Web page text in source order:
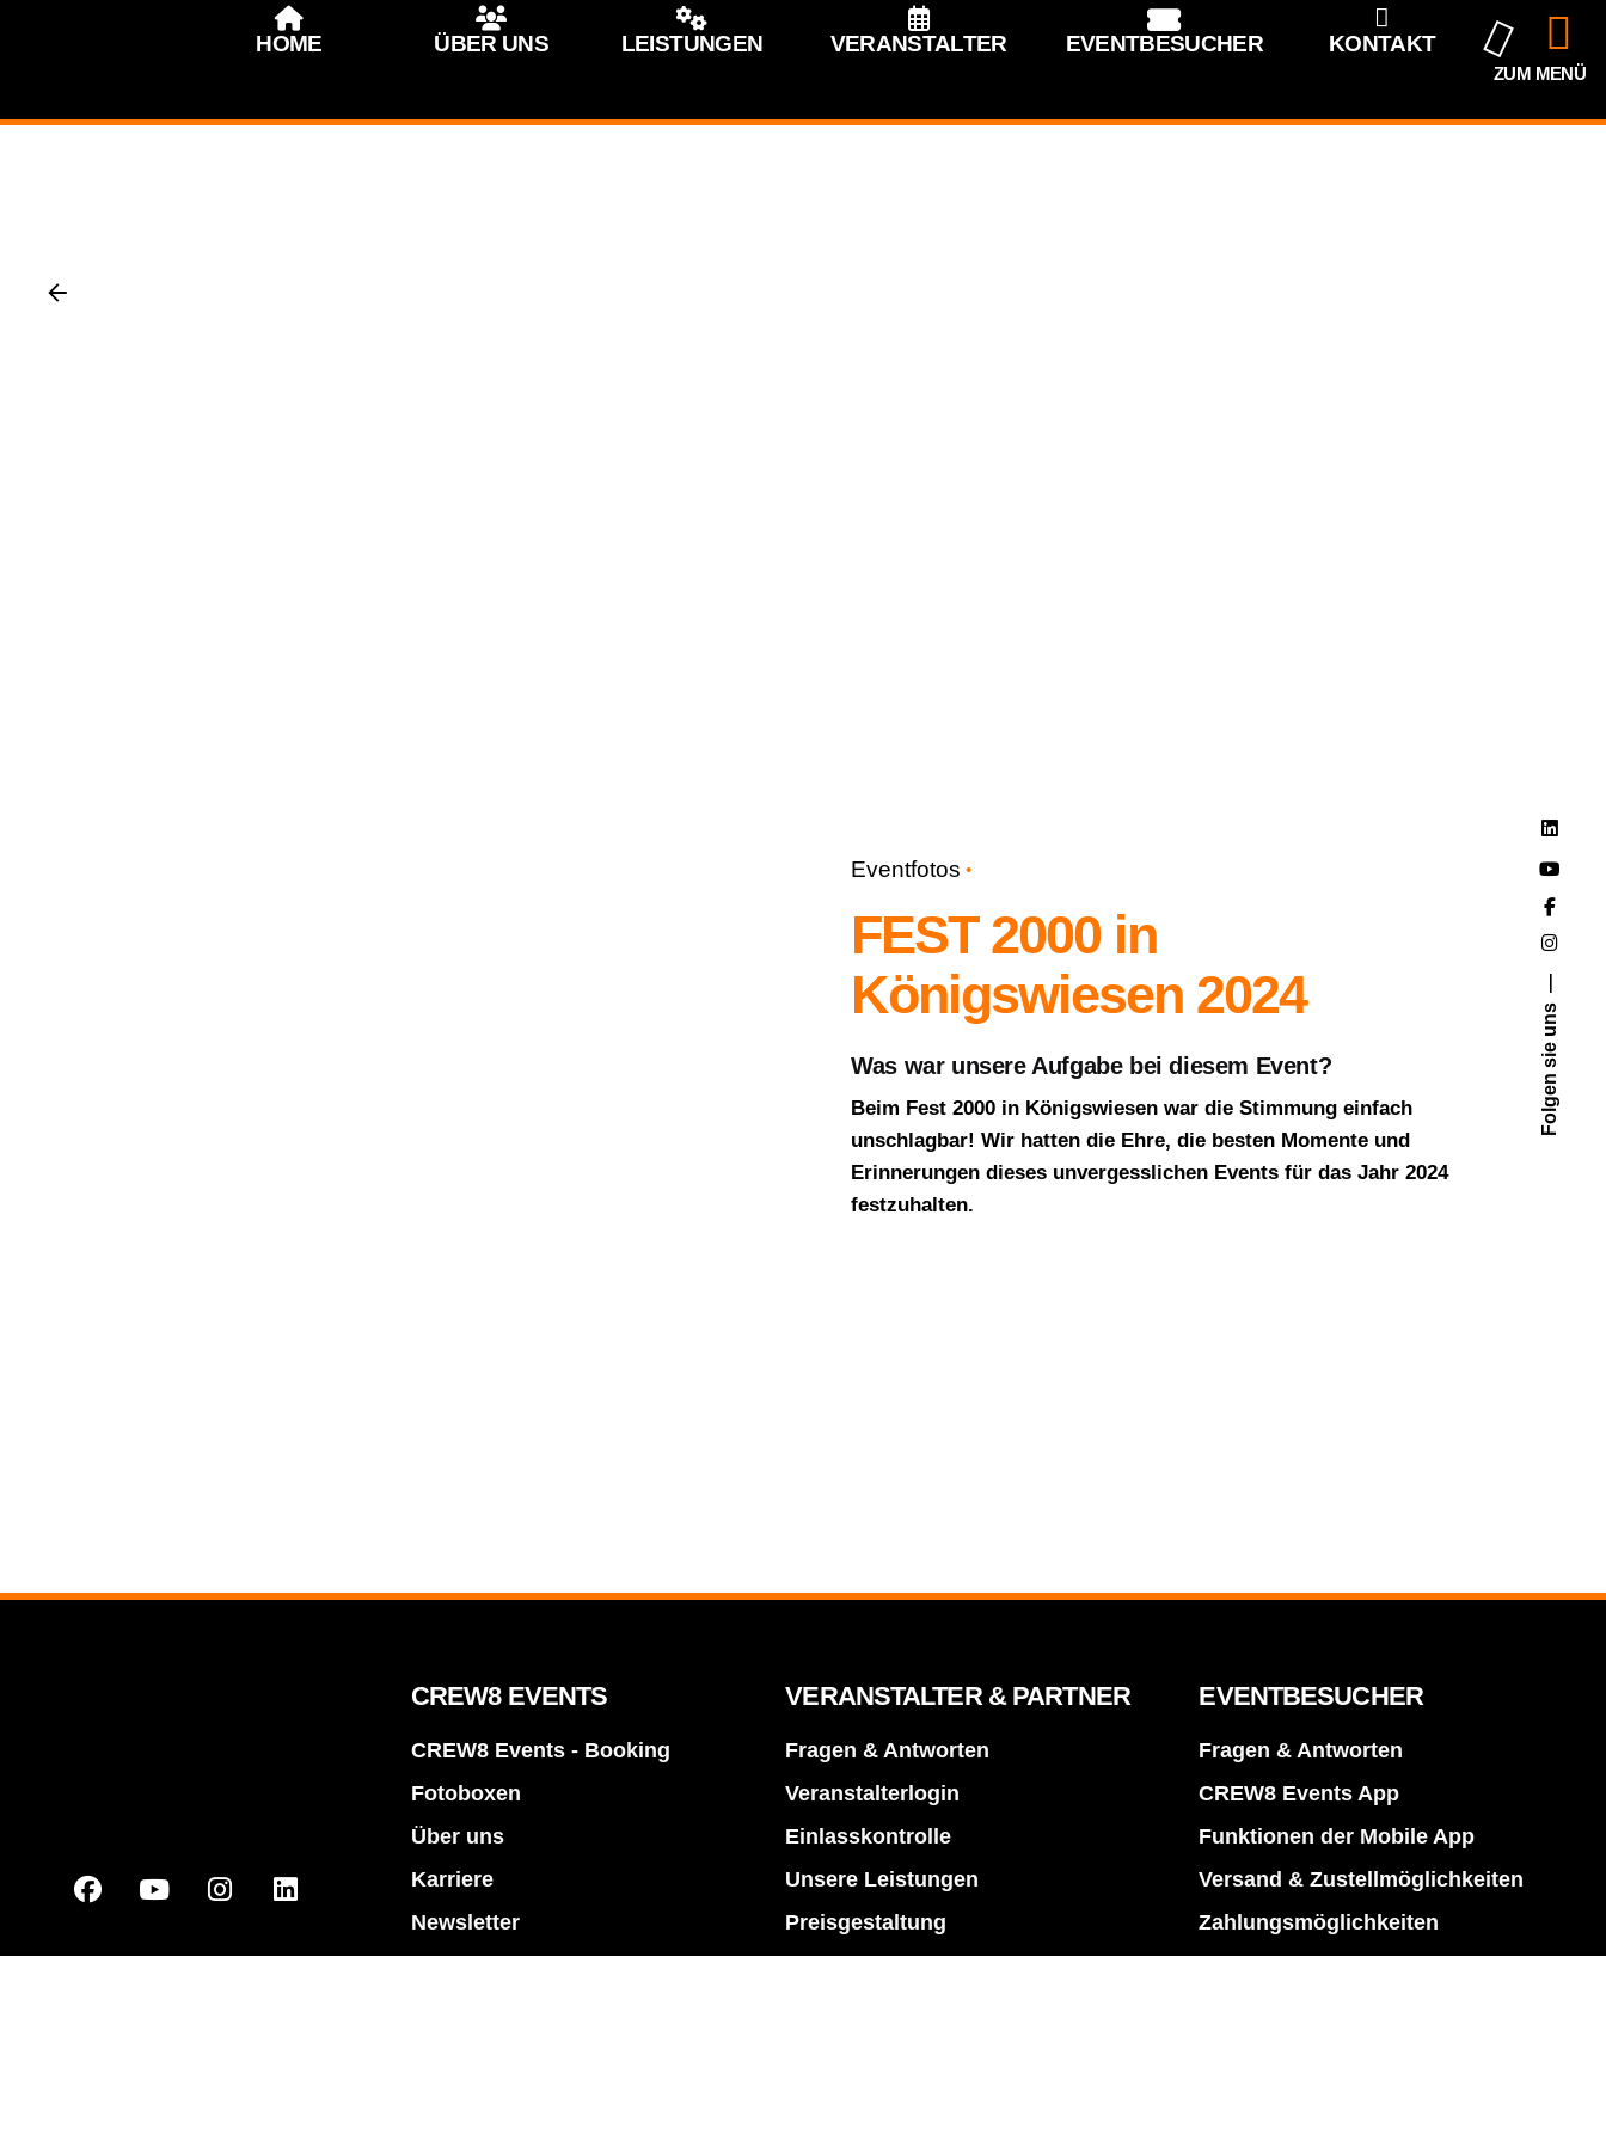
HOME ÜBER UNS LEISTUNGEN VERANSTALTER EVENTBESUCHER KONTAKT
ZUM MENÜ
Folgen sie uns
Eventfotos
FEST 2000 in
Königswiesen 2024
Was war unsere Aufgabe bei diesem Event?
Beim Fest 2000 in Königswiesen war die Stimmung einfach
unschlagbar! Wir hatten die Ehre, die besten Momente und
Erinnerungen dieses unvergesslichen Events für das Jahr 2024
festzuhalten.
Nächstes Event
160 Jahre Musikverein
Münzbach 2024
CREW8 EVENTS
CREW8 Events - Booking
Fotoboxen
Über uns
Karriere
Newsletter
VERANSTALTER & PARTNER
Fragen & Antworten
Veranstalterlogin
Einlasskontrolle
Unsere Leistungen
Preisgestaltung
EVENTBESUCHER
Fragen & Antworten
CREW8 Events App
Funktionen der Mobile App
Versand & Zustellmöglichkeiten
Zahlungsmöglichkeiten